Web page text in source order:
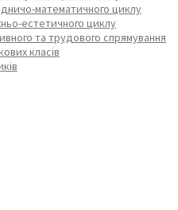
математичного циклу
естетичного циклу
та трудового спрямування
класів